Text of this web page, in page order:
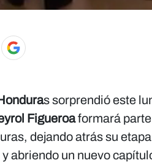
s sorprendió este
Figueroaformará
dejando atrás su
abriendo un nuevo